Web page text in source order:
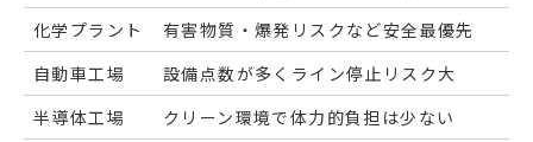
化学プラント
有害物質・爆発リスクなど安全最優先
自動車工場
設備点数が多くライン停止リスク大
半導体工場
クリーン環境で体力的負担は少ない